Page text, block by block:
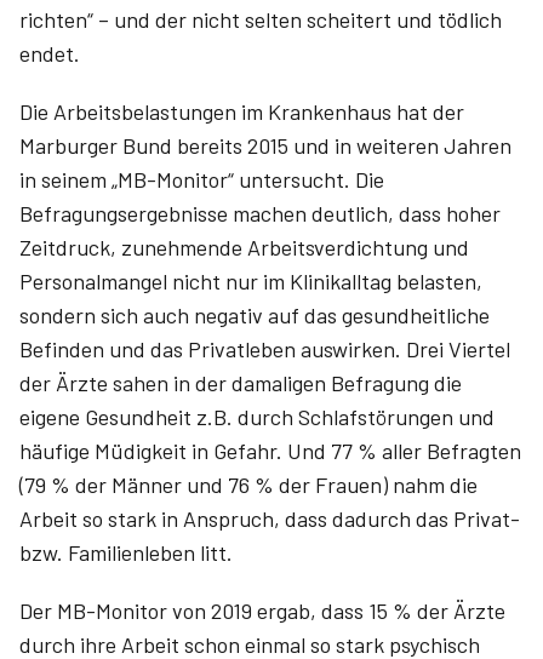
richten“ – und der nicht selten scheitert und tödlich
endet.
Die Arbeitsbelastungen im Krankenhaus hat der
Marburger Bund bereits 2015 und in weiteren Jahren
in seinem „MB-Monitor“ untersucht. Die
Befragungsergebnisse machen deutlich, dass hoher
Zeitdruck, zunehmende Arbeitsverdichtung und
Personalmangel nicht nur im Klinik­alltag belasten,
sondern sich auch negativ auf das gesundheitliche
Befinden und das Privatleben auswirken. Drei Viertel
der Ärzte sahen in der damaligen Befragung die
eigene Gesundheit z.B. durch Schlafstörungen und
häufige Müdigkeit in Gefahr. Und 77 % aller Befragten
(79 % der Männer und 76 % der Frauen) nahm die
Arbeit so stark in Anspruch, dass dadurch das Privat-
bzw. Familienleben litt.
Der MB-Monitor von 2019 er­gab, dass 15 % der Ärzte
durch ihre Arbeit schon einmal so stark psychisch